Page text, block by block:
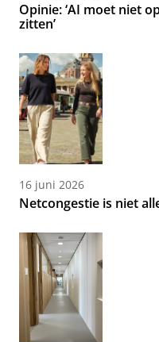
Opinie: ‘AI moet niet
zitten’
16 juni 2026
Netcongestie is niet